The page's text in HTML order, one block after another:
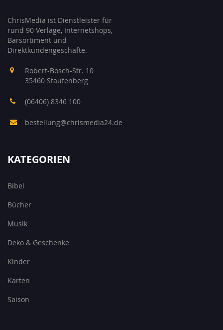
ChrisMedia ist Dienstleister für
rund 90 Verlage, Internetshops,
Barsortiment und
Direktkundengeschäfte.
Robert-Bosch-Str. 10
35460 Staufenberg
(06406) 8346 100
bestellung@chrismedia24.de
KATEGORIEN
Bibel
Bücher
Musik
Deko & Geschenke
Kinder
Karten
Saison